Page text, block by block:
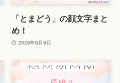
「とまどう」の顔文字まと
め！
2026年8月9日